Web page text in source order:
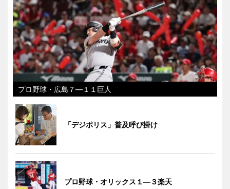
プロ野球・広島７―１１巨人
「デジポリス」普及呼び掛け
プロ野球・オリックス１―３楽天